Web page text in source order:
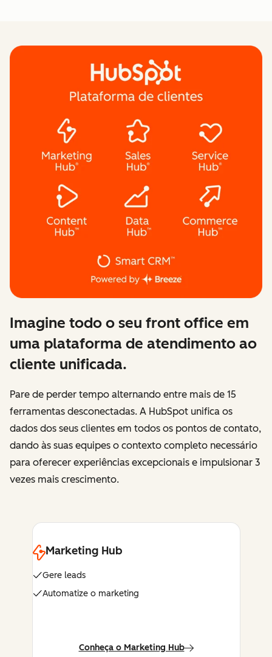
Imagine todo o seu front office em
uma plataforma de atendimento ao
cliente unificada.
Pare de perder tempo alternando entre mais de 15
ferramentas desconectadas. A HubSpot unifica os
dados dos seus clientes em todos os pontos de contato,
dando às suas equipes o contexto completo necessário
para oferecer experiências excepcionais e impulsionar 3
vezes mais crescimento.
Marketing Hub
Gere leads
Automatize o marketing
Conheça o Marketing Hub